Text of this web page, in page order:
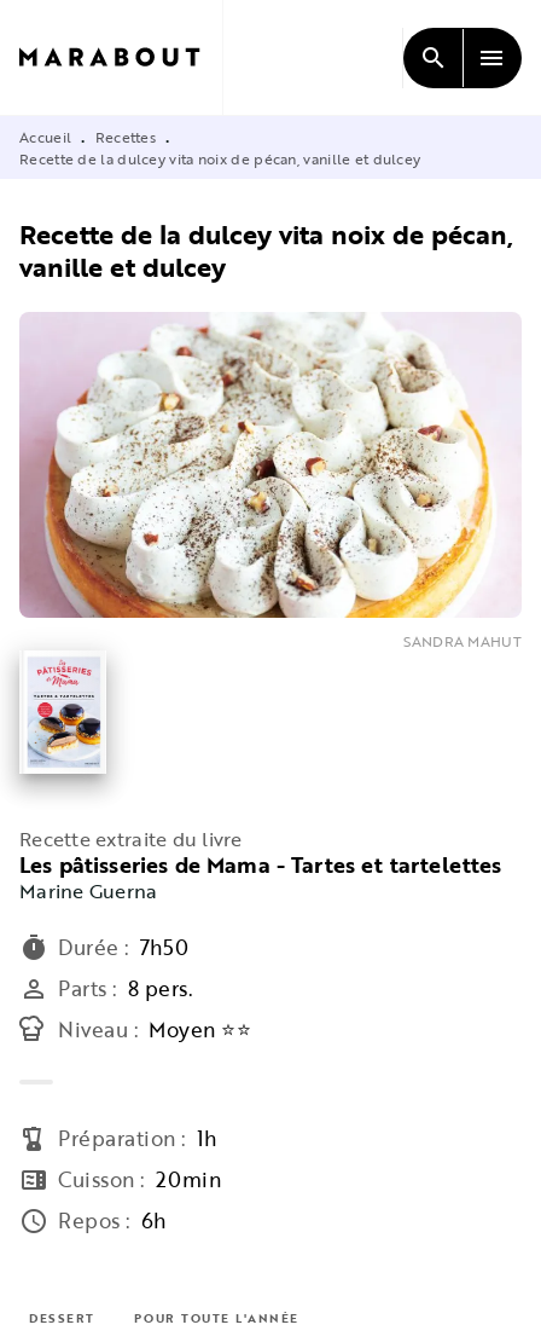
CONTENU
search menu
Accueil • Recettes •
Recette de la dulcey vita noix de pécan, vanille et dulcey
Recette de la dulcey vita noix de pécan,
vanille et dulcey
SANDRA MAHUT
Recette extraite du livre
Les pâtisseries de Mama - Tartes et tartelettes
Marine Guerna
timer Durée : 7h50
person_outline Parts : 8 pers.
Niveau : Moyen ⭐⭐
blender Préparation : 1h
microwave Cuisson : 20min
access_time Repos : 6h
DESSERT POUR TOUTE L'ANNÉE